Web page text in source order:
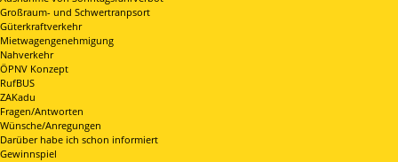
Großraum- und Schwertranpsort
Güterkraftverkehr
Mietwagengenehmigung
Nahverkehr
ÖPNV Konzept
RufBUS
ZAKadu
Fragen/Antworten
Wünsche/Anregungen
Darüber habe ich schon informiert
Gewinnspiel